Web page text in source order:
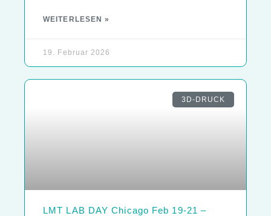
WEITERLESEN »
19. Februar 2026
3D-DRUCK
LMT LAB DAY Chicago Feb 19-21 –